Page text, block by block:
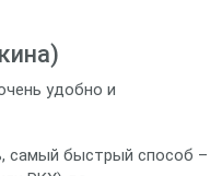
удобно и
самый быстрый способ –